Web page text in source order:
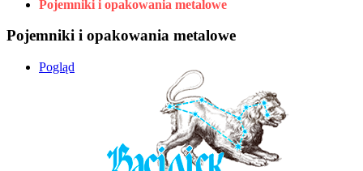
Pojemniki i opakowania metalowe
Pojemniki i opakowania metalowe
Pogląd